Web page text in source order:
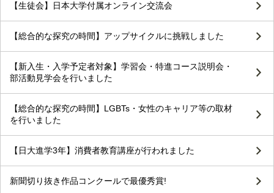
【生徒会】日本大学付属オンライン交流会
【総合的な探究の時間】アップサイクルに挑戦しました
【新入生・入学予定者対象】学習会・特進コース説明会・
部活動見学会を行いました
【総合的な探究の時間】LGBTs・女性のキャリア等の取材
を行いました
【日大進学3年】消費者教育講座が行われました
新聞切り抜き作品コンクールで最優秀賞!